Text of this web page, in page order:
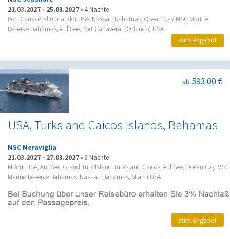
21.03.2027 - 25.03.2027 •4 Nächte
Port Canaveral (Orlando) USA, Nassau Bahamas, Ocean Cay MSC Marine
Reserve Bahamas, Auf See, Port Canaveral (Orlando) USA
zum Angebot
USA, Turks and Caicos Islands, Bahamas
ab 593.00 €
MSC Meraviglia
21.03.2027 - 27.03.2027 • 6 Nächte
Miami USA, Auf See, Grand Turk Island Turks and Caicos, Auf See, Ocean Cay MSC
Marine Reserve Bahamas, Nassau Bahamas, Miami USA
zum Angebot